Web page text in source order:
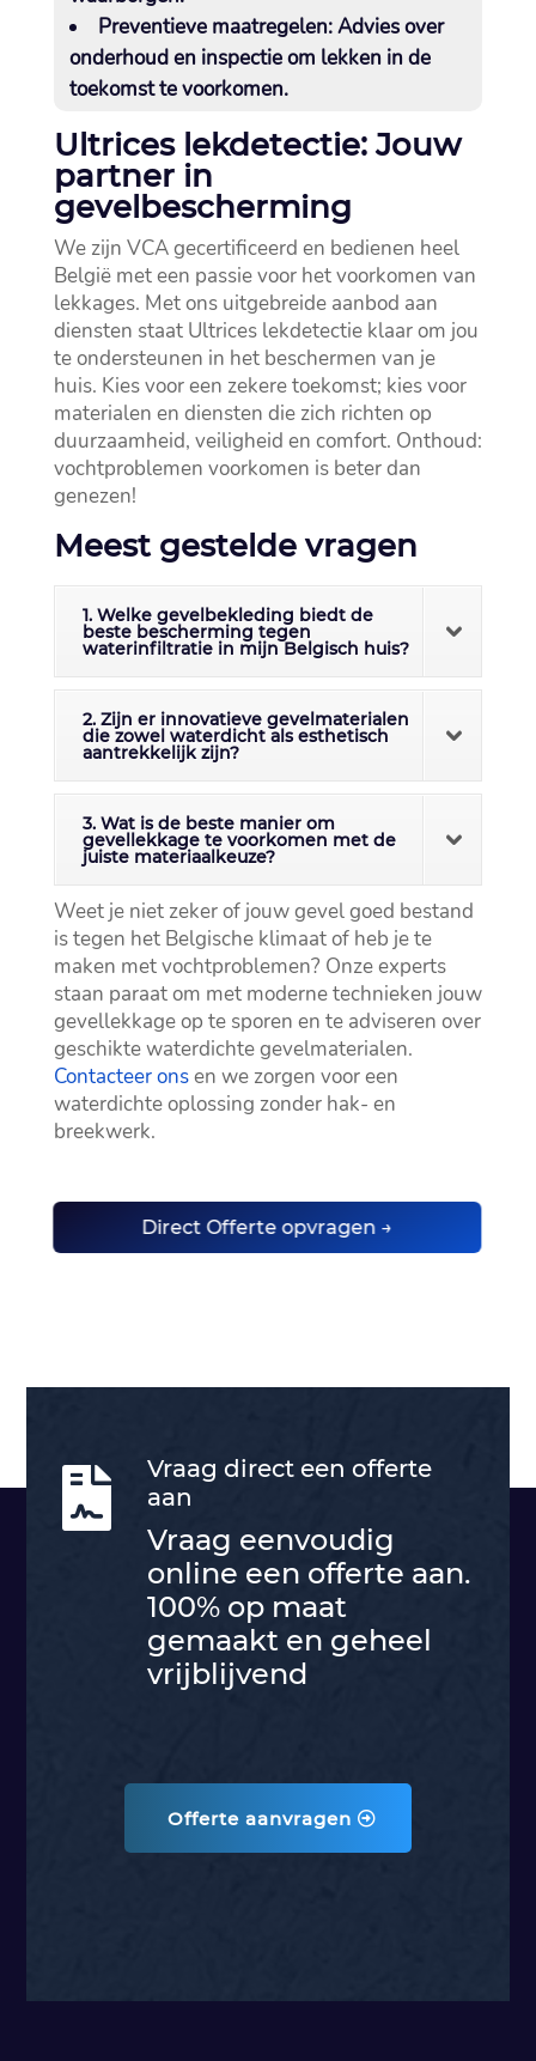
Preventieve maatregelen:Advies over
onderhoud en inspectie om lekken in de
toekomst te voorkomen.​
Ultrices lekdetectie: Jouw
partner in
gevelbescherming
We zijn VCA gecertificeerd en bedienen heel
België met een passie voor het voorkomen van
lekkages.​ Met ons uitgebreide aanbod aan
diensten staat Ultrices lekdetectie klaar om jou
te ondersteunen in het beschermen van je
huis.​ Kies voor een zekere toekomst; kies voor
materialen en diensten die zich richten op
duurzaamheid, veiligheid en comfort.​ Onthoud:
vochtproblemen voorkomen is beter dan
genezen!
Meest gestelde vragen
1. Welke gevelbekleding biedt de
beste bescherming tegen
waterinfiltratie in mijn Belgisch huis?
2. Zijn er innovatieve gevelmaterialen
die zowel waterdicht als esthetisch
aantrekkelijk zijn?
3. Wat is de beste manier om
gevellekkage te voorkomen met de
juiste materiaalkeuze?
Weet je niet zeker of jouw gevel goed bestand
is tegen het Belgische klimaat of heb je te
maken met vochtproblemen? Onze experts
staan paraat om met moderne technieken jouw
gevellekkage op te sporen en te adviseren over
geschikte waterdichte gevelmaterialen.​
Contacteer onsen we zorgen voor een
waterdichte oplossing zonder hak- en
breekwerk.​
Direct Offerte opvragen →

Vraag direct een offerte
aan
Vraag eenvoudig
online een offerte aan.
100% op maat
gemaakt en geheel
vrijblijvend
Offerte aanvragen